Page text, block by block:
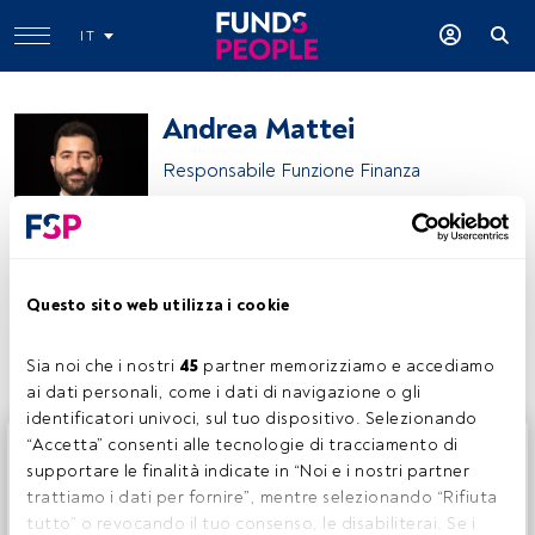
Questo sito web utilizza i cookie
Sia noi che i nostri 45 partner memorizziamo e accediamo
ai dati personali, come i dati di navigazione o gli
identificatori univoci, sul tuo dispositivo. Selezionando
“Accetta” consenti alle tecnologie di tracciamento di
supportare le finalità indicate in “Noi e i nostri partner
trattiamo i dati per fornire”, mentre selezionando “Rifiuta
tutto” o revocando il tuo consenso, le disabiliterai. Se i
IT
Andrea Mattei
Responsabile Funzione Finanza
Condividi:
Questo è un articolo riservato agli utenti FundsPeople. Se
sei già registrato, accedi tramite il pulsante Login. Se non
hai ancora un account, ti invitiamo a registrarti per scoprire
tutti i contenuti che FundsPeople ha da offrire.